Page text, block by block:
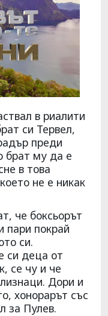
в риалити
си Тервел,
преди
брат му да е
в това
не е никак
че боксьорът
покрай
си.
си деца от
се чу и че
Дори и
хонорарът със
за Пулев.